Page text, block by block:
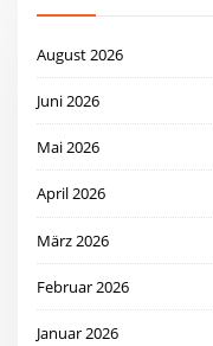
August 2026
Juni 2026
Mai 2026
April 2026
März 2026
Februar 2026
Januar 2026